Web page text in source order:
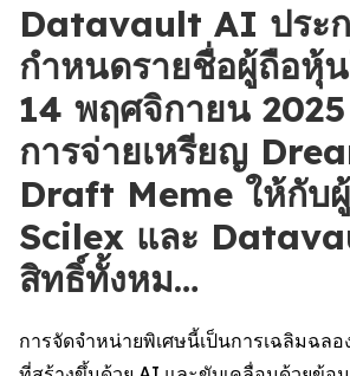
Datavault AI ประ
กำหนดรายชื่อผู้ถือหุ้
14 พฤศจิกายน
การจ่ายเหรียญ
Draft Meme ให้กับ
Scilex และ
สิทธิ์ทั้งหม…
การจัดจำหน่ายพิเศษนี้เป็นการเฉลิมฉล